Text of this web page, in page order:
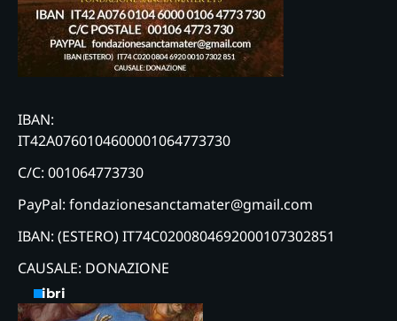
IBAN:
IT42A0760104600001064773730
C/C: 001064773730
PayPal: fondazionesanctamater@gmail.com
IBAN: (ESTERO) IT74C0200804692000107302851
CAUSALE: DONAZIONE
Libri